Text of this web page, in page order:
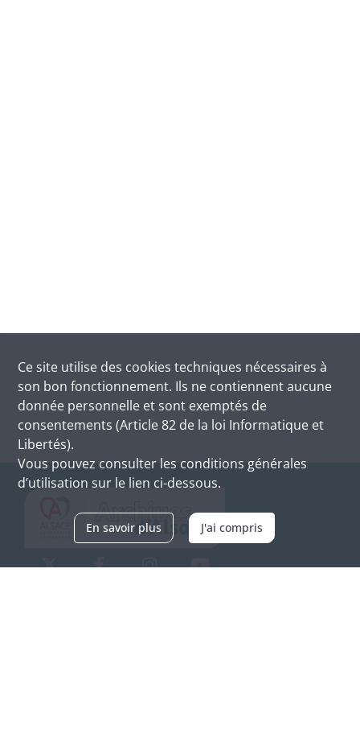
Ce site utilise des cookies techniques nécessaires à
son bon fonctionnement. Ils ne contiennent aucune
donnée personnelle et sont exemptés de
consentements (Article 82 de la loi Informatique et
Libertés).
Vous pouvez consulter les conditions générales
d’utilisation sur le lien ci-dessous.
En savoir plus J'ai compris